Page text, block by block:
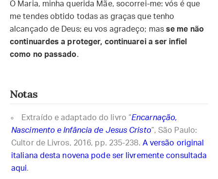
Ó Maria, minha querida Mãe, socorrei-me: vós é que
me tendes obtido todas as graças que tenho
alcançado de Deus; eu vos agradeço; masse me não
continuardes a proteger, continuarei a ser infiel
como no passado.
Notas
Extraído e adaptado do livro “Encarnação,
Nascimento e Infância de Jesus Cristo”, São Paulo:
Cultor de Livros, 2016, pp. 235-238. A versão original
italiana desta novena pode ser livremente consultada
aqui.